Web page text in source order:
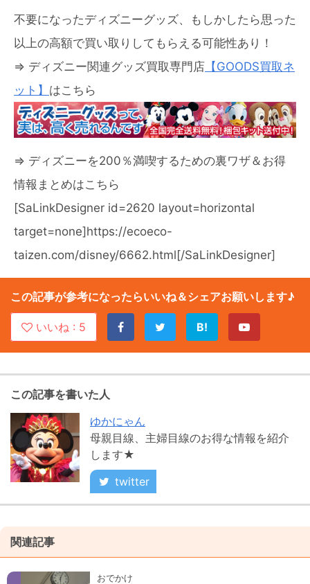
不要になったディズニーグッズ、もしかしたら思った
以上の高額で買い取りしてもらえる可能性あり！
⇒ ディズニー関連グッズ買取専門店 【GOODS買取ネ
ット】 はこちら
⇒ ディズニーを200％満喫するための裏ワザ＆お得
情報まとめはこちら
[SaLinkDesigner id=2620 layout=horizontal
target=none]https://ecoeco-
taizen.com/disney/6662.html[/SaLinkDesigner]
この記事が参考になったらいいね＆シェアお願いします♪
いいね : 5 B!
この記事を書いた人
ゆかにゃん
母親目線、主婦目線のお得な情報を紹介
します★
twitter
関連記事
おでかけ